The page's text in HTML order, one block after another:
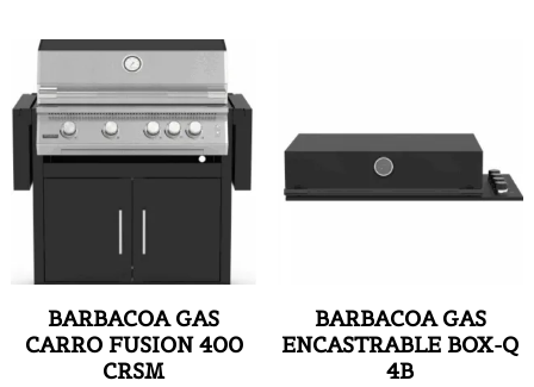
BARBACOA GAS
CARRO FUSION 400
CRSM
BARBACOA GAS
ENCASTRABLE BOX-Q
4B